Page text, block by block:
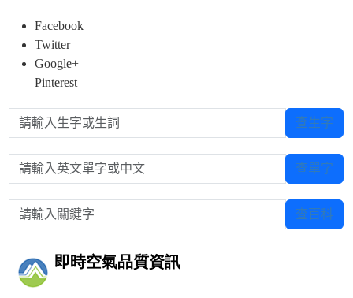
Facebook
Twitter
Google+
Pinterest
請輸入生字或生詞 查生字
請輸入英文單字或中文 查單字
請輸入關鍵字 查百科